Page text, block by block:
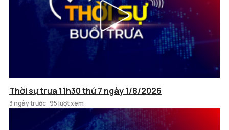
Thời sự trưa 11h30 thứ 7 ngày 1/8/2026
3 ngày trước 95 lượt xem